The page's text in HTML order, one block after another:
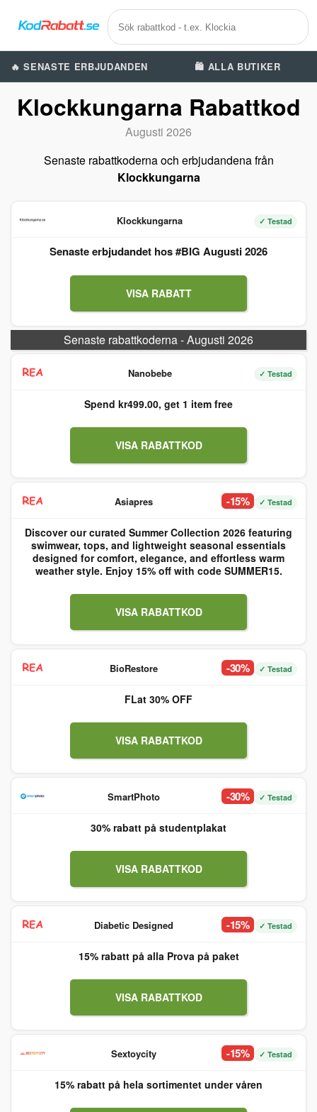
🔥 SENASTE ERBJUDANDEN 🛍️ ALLA BUTIKER
Klockkungarna Rabattkod
Augusti 2026
Senaste rabattkoderna och erbjudandena från
Klockkungarna
Klockkungarna ✓ Testad
Senaste erbjudandet hos #BIG Augusti 2026
VISA RABATT
Senaste rabattkoderna - Augusti 2026
Nanobebe ✓ Testad
Spend kr499.00, get 1 item free
VISA RABATTKOD
Asiapres -15% ✓ Testad
Discover our curated Summer Collection 2026 featuring
swimwear, tops, and lightweight seasonal essentials
designed for comfort, elegance, and effortless warm
weather style. Enjoy 15% off with code SUMMER15.
VISA RABATTKOD
BioRestore -30% ✓ Testad
FLat 30% OFF
VISA RABATTKOD
SmartPhoto -30% ✓ Testad
30% rabatt på studentplakat
VISA RABATTKOD
Diabetic Designed -15% ✓ Testad
15% rabatt på alla Prova på paket
VISA RABATTKOD
Sextoycity -15% ✓ Testad
15% rabatt på hela sortimentet under våren